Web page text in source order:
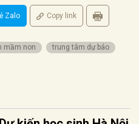
Zalo Copy link
mầm non
trung tâm dự báo